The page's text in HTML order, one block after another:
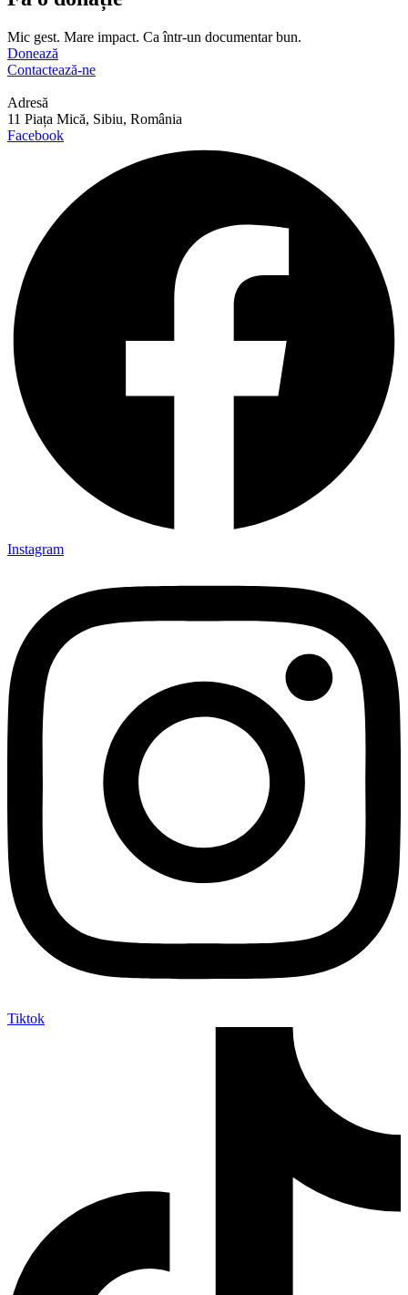
Mic gest. Mare impact. Ca într-un documentar bun.
Donează
Contactează-ne
Adresă
11 Piața Mică, Sibiu, România
Facebook
Instagram
Tiktok